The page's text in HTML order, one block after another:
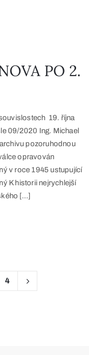
PO 2.
19. října
09/2020 Ing. Michael
pozoruhodnou
opravován
v roce 1945 ustupující
K historii nejrychlejší
[…]
4